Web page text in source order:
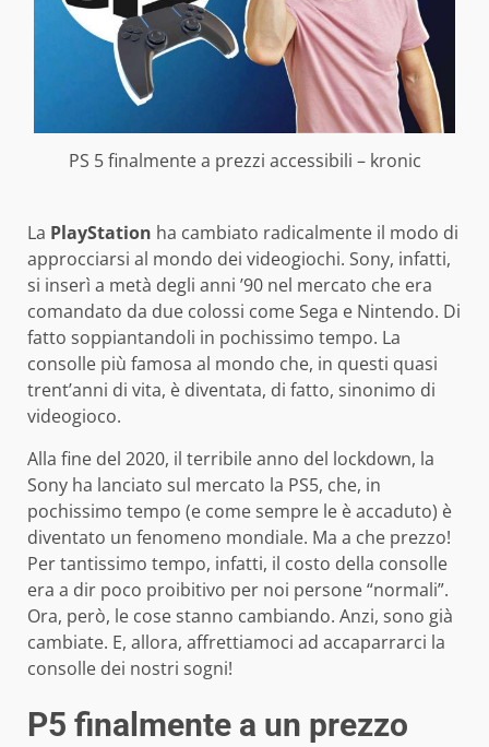
PS 5 finalmente a prezzi accessibili – kronic
La PlayStation ha cambiato radicalmente il modo di
approcciarsi al mondo dei videogiochi. Sony, infatti,
si inserì a metà degli anni ’90 nel mercato che era
comandato da due colossi come Sega e Nintendo. Di
fatto soppiantandoli in pochissimo tempo. La
consolle più famosa al mondo che, in questi quasi
trent’anni di vita, è diventata, di fatto, sinonimo di
videogioco.
Alla fine del 2020, il terribile anno del lockdown, la
Sony ha lanciato sul mercato la PS5, che, in
pochissimo tempo (e come sempre le è accaduto) è
diventato un fenomeno mondiale. Ma a che prezzo!
Per tantissimo tempo, infatti, il costo della consolle
era a dir poco proibitivo per noi persone “normali”.
Ora, però, le cose stanno cambiando. Anzi, sono già
cambiate. E, allora, affrettiamoci ad accaparrarci la
consolle dei nostri sogni!
P5 finalmente a un prezzo